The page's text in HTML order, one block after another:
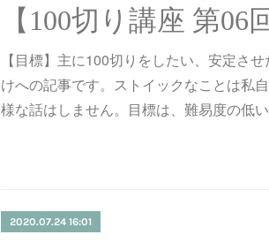
【目標】主に100切りをしたい、安定さ
けへの記事です。ストイックなことは私
様な話はしません。目標は、難易度の低
2020.07.24 16:01